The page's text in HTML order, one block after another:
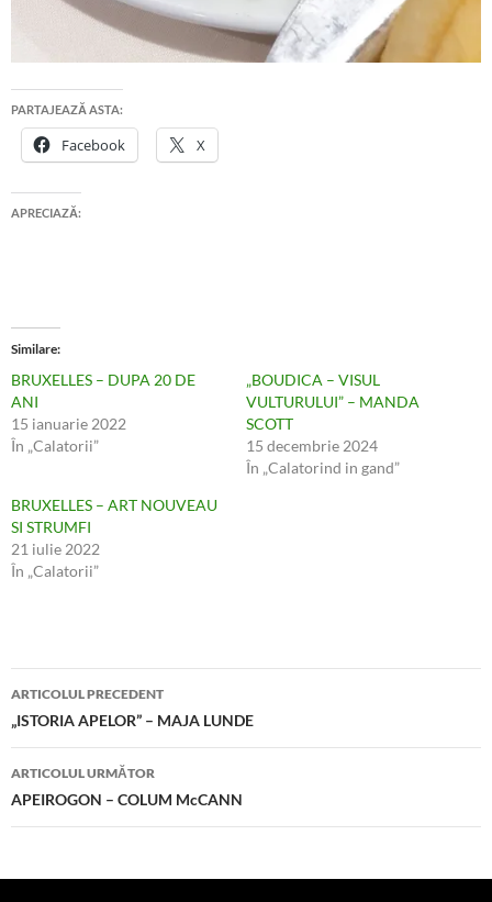
PARTAJEAZĂ ASTA:
Facebook X
APRECIAZĂ:
Similare
BRUXELLES – DUPA 20 DE
ANI
15 ianuarie 2022
În „Calatorii”
„BOUDICA – VISUL
VULTURULUI” – MANDA
SCOTT
15 decembrie 2024
În „Calatorind in gand”
BRUXELLES – ART NOUVEAU
SI STRUMFI
21 iulie 2022
În „Calatorii”
Navigare
în
articole
ARTICOLUL PRECEDENT
„ISTORIA APELOR” – MAJA LUNDE
ARTICOLUL URMĂTOR
APEIROGON – COLUM McCANN